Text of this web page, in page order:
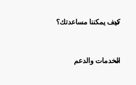
كيف يمكننا مساعدتك؟
الخدمات والدعم